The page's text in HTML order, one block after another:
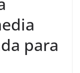
para